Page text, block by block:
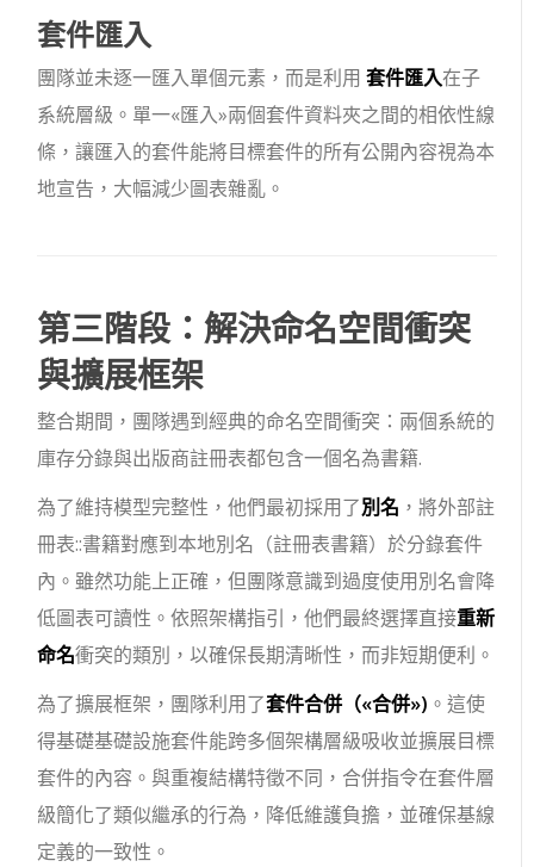
套件匯入
團隊並未逐一匯入單個元素，而是利用套件匯入在子
系統層級。單一«匯入»兩個套件資料夾之間的相依性線
條，讓匯入的套件能將目標套件的所有公開內容視為本
地宣告，大幅減少圖表雜亂。
第三階段：解決命名空間衝突
與擴展框架
整合期間，團隊遇到經典的命名空間衝突：兩個系統的
庫存分錄與出版商註冊表都包含一個名為書籍.
為了維持模型完整性，他們最初採用了別名 ，將外部註
冊表::書籍對應到本地別名（註冊表書籍）於分錄套件
內。雖然功能上正確，但團隊意識到過度使用別名會降
低圖表可讀性。依照架構指引，他們最終選擇直接重新
命名衝突的類別，以確保長期清晰性，而非短期便利。
為了擴展框架，團隊利用了套件合併（«合併») 。這使
得基礎基礎設施套件能跨多個架構層級吸收並擴展目標
套件的內容。與重複結構特徵不同，合併指令在套件層
級簡化了類似繼承的行為，降低維護負擔，並確保基線
定義的一致性。